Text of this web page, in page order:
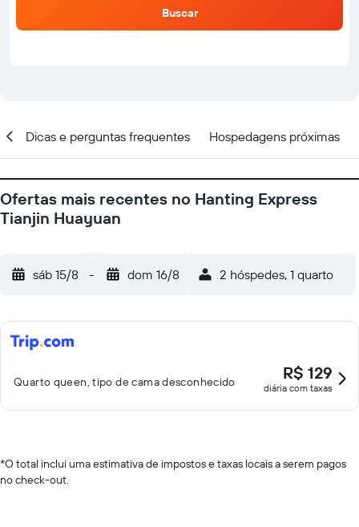
Buscar
Dicas e perguntas frequentes Hospedagens próximas
Ofertas mais recentes no Hanting Express
Tianjin Huayuan
sáb 15/8 - dom 16/8 2 hóspedes, 1 quarto
Quarto queen, tipo de cama desconhecido R$ 129
diária com taxas
*O total inclui uma estimativa de impostos e taxas locais a serem pagos
no check-out.